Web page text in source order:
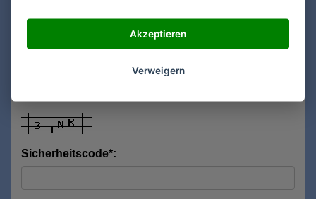
E-Mail**:
Sicherheitscode*:
Akzeptieren
Verweigern